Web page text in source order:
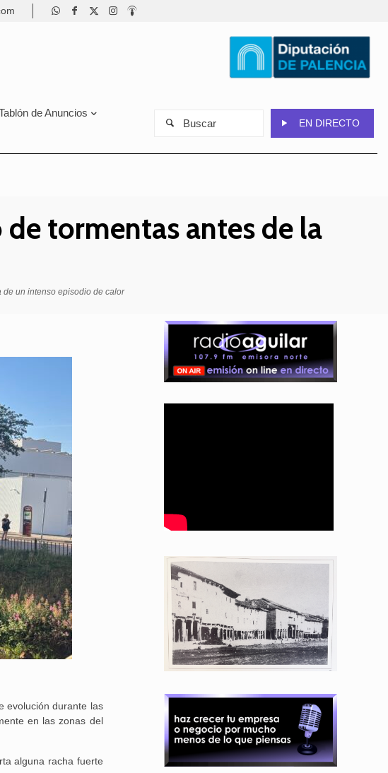
de Anuncios
EN DIRECTO
tormentas antes de la
un intenso episodio de calor
evolución durante las
en las zonas del
alguna racha fuerte